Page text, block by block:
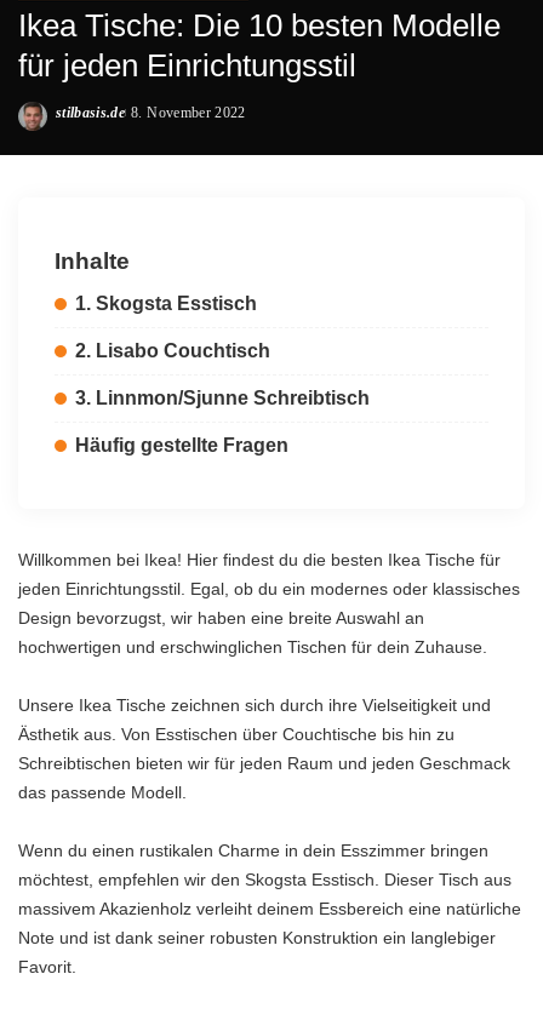
Ikea Tische: Die 10 besten Modelle
für jeden Einrichtungsstil
Posted
stilbasis.de 8. November 2022
Inhalte
1. Skogsta Esstisch
2. Lisabo Couchtisch
3. Linnmon/Sjunne Schreibtisch
Häufig gestellte Fragen
Willkommen bei Ikea! Hier findest du die besten Ikea Tische für
jeden Einrichtungsstil. Egal, ob du ein modernes oder klassisches
Design bevorzugst, wir haben eine breite Auswahl an
hochwertigen und erschwinglichen Tischen für dein Zuhause.
Unsere Ikea Tische zeichnen sich durch ihre Vielseitigkeit und
Ästhetik aus. Von Esstischen über Couchtische bis hin zu
Schreibtischen bieten wir für jeden Raum und jeden Geschmack
das passende Modell.
Wenn du einen rustikalen Charme in dein Esszimmer bringen
möchtest, empfehlen wir den Skogsta Esstisch. Dieser Tisch aus
massivem Akazienholz verleiht deinem Essbereich eine natürliche
Note und ist dank seiner robusten Konstruktion ein langlebiger
Favorit.